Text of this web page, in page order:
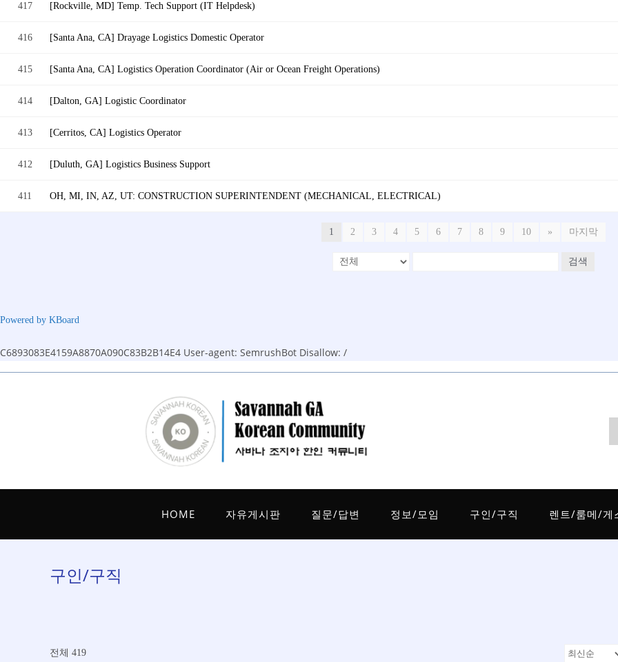
417 [Rockville, MD] Temp. Tech Support (IT Helpdesk)
416 [Santa Ana, CA] Drayage Logistics Domestic Operator
415 [Santa Ana, CA] Logistics Operation Coordinator (Air or Ocean Freight Operations)
414 [Dalton, GA] Logistic Coordinator
413 [Cerritos, CA] Logistics Operator
412 [Duluth, GA] Logistics Business Support
411 OH, MI, IN, AZ, UT: CONSTRUCTION SUPERINTENDENT (MECHANICAL, ELECTRICAL)
1 2 3 4 5 6 7 8 9 10 » 마지막
검색
Powered by KBoard
C6893083E4159A8870A090C83B2B14E4 User-agent: SemrushBot Disallow: /
Skip
HOME 자유게시판 질문/답변 정보/모임 구인/구직 렌트/룸메/게
구인/구직
전체 419